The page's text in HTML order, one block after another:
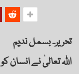
تحریر۔ بسمل ندیم
اللہ تعالیٰ نے انسان